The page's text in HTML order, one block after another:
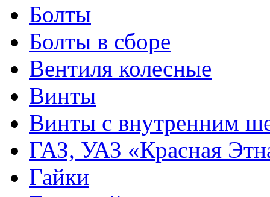
Болты
Болты в сборе
Вентиля колесные
Винты
Винты с внутренним
ГАЗ, УАЗ «Красная
Гайки